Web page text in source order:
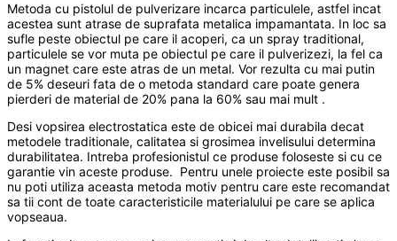
Metoda cu pistolul de pulverizare incarca particulele, astfel incat
acestea sunt atrase de suprafata metalica impamantata. In loc sa
sufle peste obiectul pe care il acoperi, ca un spray traditional,
particulele se vor muta pe obiectul pe care il pulverizezi, la fel ca
un magnet care este atras de un metal. Vor rezulta cu mai putin
de 5% deseuri fata de o metoda standard care poate genera
pierderi de material de 20% pana la 60% sau mai mult .
Desi vopsirea electrostatica este de obicei mai durabila decat
metodele traditionale, calitatea si grosimea invelisului determina
durabilitatea. Intreba profesionistul ce produse foloseste si cu ce
garantie vin aceste produse. Pentru unele proiecte este posibil sa
nu poti utiliza aceasta metoda motiv pentru care este recomandat
sa tii cont de toate caracteristicile materialului pe care se aplica
vopseaua.